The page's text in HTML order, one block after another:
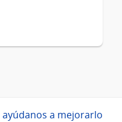
ayúdanos a mejorarlo